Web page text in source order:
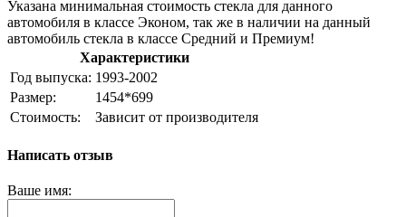
Указана минимальная стоимость стекла для данного
автомобиля в классе Эконом, так же в наличии на данный
автомобиль стекла в классе Средний и Премиум!
Характеристики
Год выпуска: 1993-2002
Размер:
1454*699
Стоимость:
Зависит от производителя
Написать отзыв
Ваше имя: